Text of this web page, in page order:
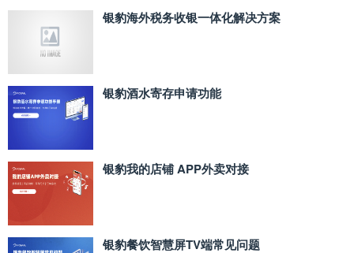
银豹海外税务收银一体化解决方案
银豹酒水寄存申请功能
银豹我的店铺 APP外卖对接
银豹餐饮智慧屏TV端常见问题